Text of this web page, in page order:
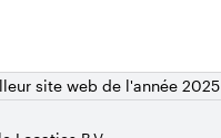
site web de l'année 2025